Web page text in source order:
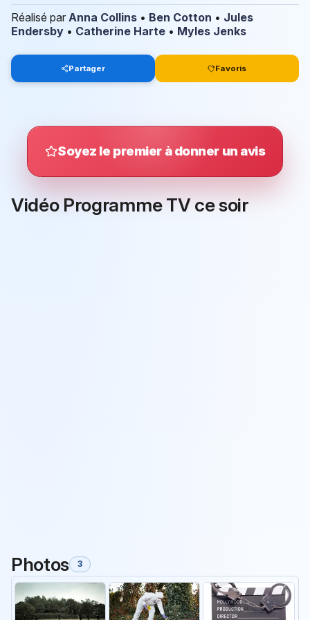
Réalisé par Anna Collins • Ben Cotton • Jules
Endersby • Catherine Harte • Myles Jenks
Partager Favoris
Soyez le premier à donner un avis
Vidéo Programme TV ce soir
Photos 3